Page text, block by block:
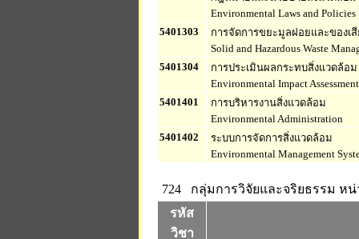
Environmental Laws and Policies
5401303
การจัดการขยะมูลฝอยและของเ
Solid and Hazardous Waste
5401304
การประเมินผลกระทบสิ่งแวดล้อม
Environmental Impact Assessment
5401401
การบริหารงานสิ่งแวดล้อม
Environmental Administration
5401402
ระบบการจัดการสิ่งแวดล้อม
Environmental Management
724 กลุ่มการวิจัยและจริยธรรม หน่
รหัส
วิชา